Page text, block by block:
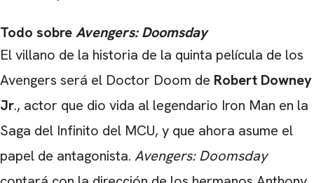
Todo sobreAvengers: Doomsday
El villano de la historia de la quinta película de los
Avengers será el Doctor Doom de Robert Downey
Jr., actor que dio vida al legendario Iron Man en la
Saga del Infinito del MCU, y que ahora asume el
papel de antagonista. Avengers: Doomsday
CARREGANDO PUBLICIDADE